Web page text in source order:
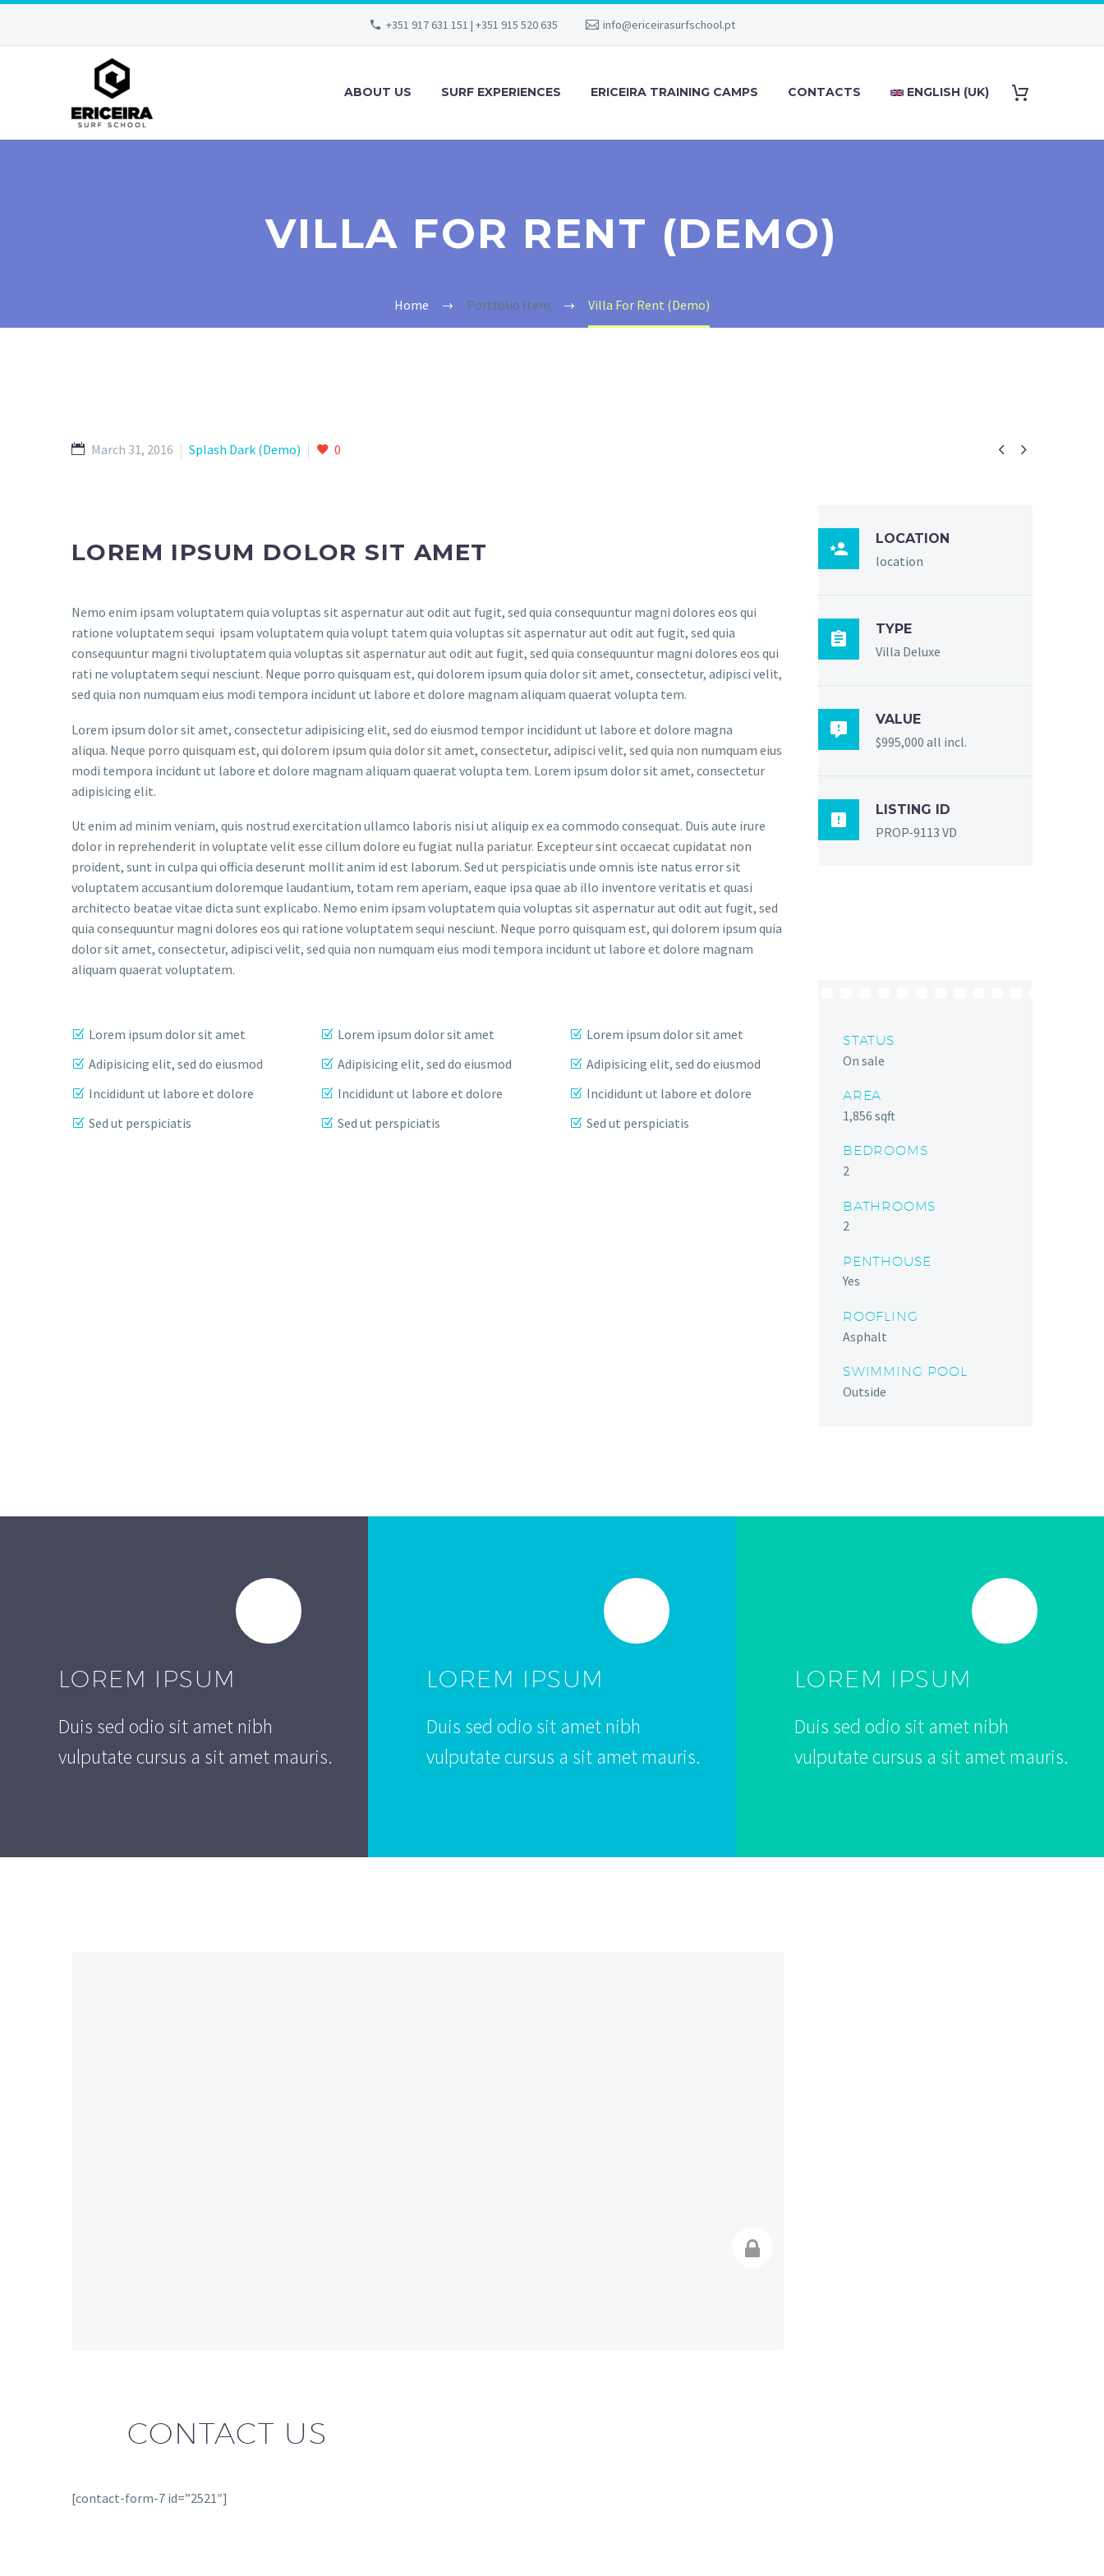
+351 917 631 151 | +351 915 520 635 info@ericeirasurfschool.pt
ABOUT US SURF EXPERIENCES ERICEIRA TRAINING CAMPS CONTACTS ENGLISH (UK)
VILLA FOR RENT (DEMO)
Home Portfolio Item Villa For Rent (Demo)
 
March 31, 2016 Splash Dark (Demo) 0
LOREM IPSUM DOLOR SIT AMET
Nemo enim ipsam voluptatem quia voluptas sit aspernatur aut odit aut fugit, sed quia consequuntur magni dolores eos qui
ratione voluptatem sequi ipsam voluptatem quia volupt tatem quia voluptas sit aspernatur aut odit aut fugit, sed quia
consequuntur magni tivoluptatem quia voluptas sit aspernatur aut odit aut fugit, sed quia consequuntur magni dolores eos qui
rati ne voluptatem sequi nesciunt. Neque porro quisquam est, qui dolorem ipsum quia dolor sit amet, consectetur, adipisci velit,
sed quia non numquam eius modi tempora incidunt ut labore et dolore magnam aliquam quaerat volupta tem.
Lorem ipsum dolor sit amet, consectetur adipisicing elit, sed do eiusmod tempor incididunt ut labore et dolore magna
aliqua. Neque porro quisquam est, qui dolorem ipsum quia dolor sit amet, consectetur, adipisci velit, sed quia non numquam eius
modi tempora incidunt ut labore et dolore magnam aliquam quaerat volupta tem. Lorem ipsum dolor sit amet, consectetur
adipisicing elit.
Ut enim ad minim veniam, quis nostrud exercitation ullamco laboris nisi ut aliquip ex ea commodo consequat. Duis aute irure
dolor in reprehenderit in voluptate velit esse cillum dolore eu fugiat nulla pariatur. Excepteur sint occaecat cupidatat non
proident, sunt in culpa qui officia deserunt mollit anim id est laborum. Sed ut perspiciatis unde omnis iste natus error sit
voluptatem accusantium doloremque laudantium, totam rem aperiam, eaque ipsa quae ab illo inventore veritatis et quasi
architecto beatae vitae dicta sunt explicabo. Nemo enim ipsam voluptatem quia voluptas sit aspernatur aut odit aut fugit, sed
quia consequuntur magni dolores eos qui ratione voluptatem sequi nesciunt. Neque porro quisquam est, qui dolorem ipsum quia
dolor sit amet, consectetur, adipisci velit, sed quia non numquam eius modi tempora incidunt ut labore et dolore magnam
aliquam quaerat voluptatem.
Lorem ipsum dolor sit amet
Adipisicing elit, sed do eiusmod
Incididunt ut labore et dolore
Sed ut perspiciatis
Lorem ipsum dolor sit amet
Adipisicing elit, sed do eiusmod
Incididunt ut labore et dolore
Sed ut perspiciatis
Lorem ipsum dolor sit amet
Adipisicing elit, sed do eiusmod
Incididunt ut labore et dolore
Sed ut perspiciatis

LOCATION
location

TYPE
Villa Deluxe

VALUE
$995,000 all incl.

LISTING ID
PROP-9113 VD
STATUS
On sale
AREA
1,856 sqft
BEDROOMS
2
BATHROOMS
2
PENTHOUSE
Yes
ROOFLING
Asphalt
SWIMMING POOL
Outside
LOREM IPSUM
Duis sed odio sit amet nibh
vulputate cursus a sit amet mauris.
LOREM IPSUM
Duis sed odio sit amet nibh
vulputate cursus a sit amet mauris.
LOREM IPSUM
Duis sed odio sit amet nibh
vulputate cursus a sit amet mauris.
CONTACT US
[contact-form-7 id=”2521″]